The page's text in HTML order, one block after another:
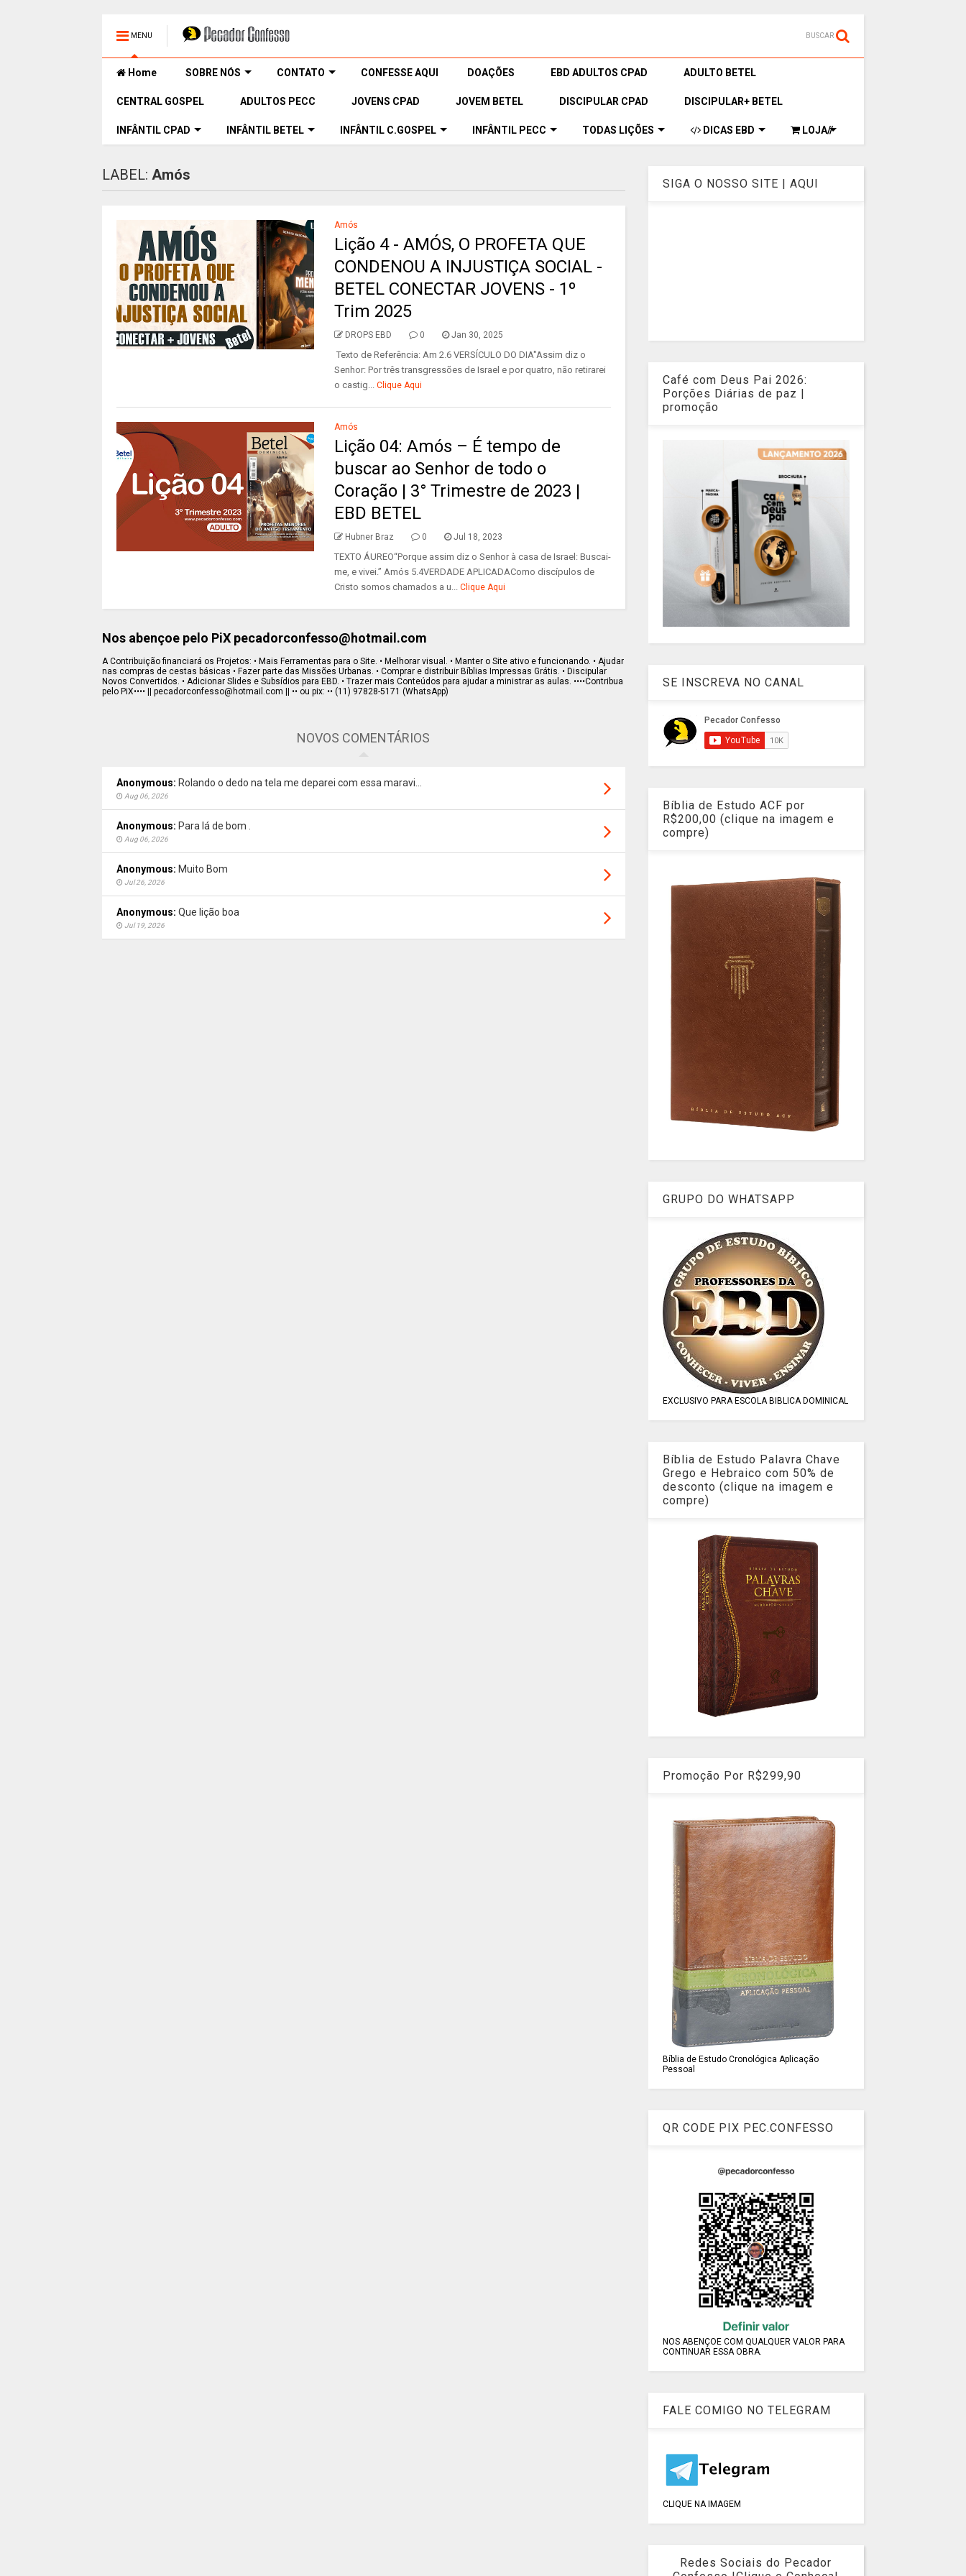
MENU BUSCAR
Home SOBRE NÓS CONTATO CONFESSE AQUI DOAÇÕES EBD ADULTOS CPAD ADULTO BETEL
CENTRAL GOSPEL ADULTOS PECC JOVENS CPAD JOVEM BETEL DISCIPULAR CPAD DISCIPULAR+ BETEL
INFÂNTIL CPAD INFÂNTIL BETEL INFÂNTIL C.GOSPEL INFÂNTIL PECC TODAS LIÇÕES DICAS EBD LOJA//
LABEL: Amós
Amós
Lição 4 - AMÓS, O PROFETA QUE
CONDENOU A INJUSTIÇA SOCIAL -
BETEL CONECTAR JOVENS - 1º
Trim 2025
DROPS EBD 0 Jan 30, 2025
Texto de Referência: Am 2.6 VERSÍCULO DO DIA"Assim diz o
Senhor: Por três transgressões de Israel e por quatro, não retirarei
o castig... Clique Aqui
Amós
Lição 04: Amós – É tempo de
buscar ao Senhor de todo o
Coração | 3° Trimestre de 2023 |
EBD BETEL
Hubner Braz 0 Jul 18, 2023
TEXTO ÁUREO“Porque assim diz o Senhor à casa de Israel: Buscai-
me, e vivei.” Amós 5.4VERDADE APLICADAComo discípulos de
Cristo somos chamados a u... Clique Aqui
Nos abençoe pelo PiX pecadorconfesso@hotmail.com
A Contribuição financiará os Projetos: • Mais Ferramentas para o Site. • Melhorar visual. • Manter o Site ativo e funcionando. • Ajudar
nas compras de cestas básicas • Fazer parte das Missões Urbanas. • Comprar e distribuir Bíblias Impressas Grátis. • Discipular
Novos Convertidos. • Adicionar Slides e Subsídios para EBD. • Trazer mais Conteúdos para ajudar a ministrar as aulas. ••••Contribua
pelo PiX•••• || pecadorconfesso@hotmail.com || •• ou pix: •• (11) 97828-5171 (WhatsApp)
NOVOS COMENTÁRIOS
Anonymous: Rolando o dedo na tela me deparei com essa maravi...
Aug 06, 2026
Anonymous: Para lá de bom .
Aug 06, 2026
Anonymous: Muito Bom
Jul 26, 2026
Anonymous: Que lição boa
Jul 19, 2026
SIGA O NOSSO SITE | AQUI
Café com Deus Pai 2026:
Porções Diárias de paz |
promoção
SE INSCREVA NO CANAL
Bíblia de Estudo ACF por
R$200,00 (clique na imagem e
compre)
GRUPO DO WHATSAPP
EXCLUSIVO PARA ESCOLA BIBLICA DOMINICAL
Bíblia de Estudo Palavra Chave
Grego e Hebraico com 50% de
desconto (clique na imagem e
compre)
Promoção Por R$299,90
Bíblia de Estudo Cronológica Aplicação
Pessoal
QR CODE PIX PEC.CONFESSO
NOS ABENÇOE COM QUALQUER VALOR PARA
CONTINUAR ESSA OBRA.
FALE COMIGO NO TELEGRAM
CLIQUE NA IMAGEM
Redes Sociais do Pecador